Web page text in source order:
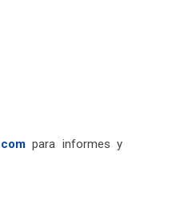
para informes y